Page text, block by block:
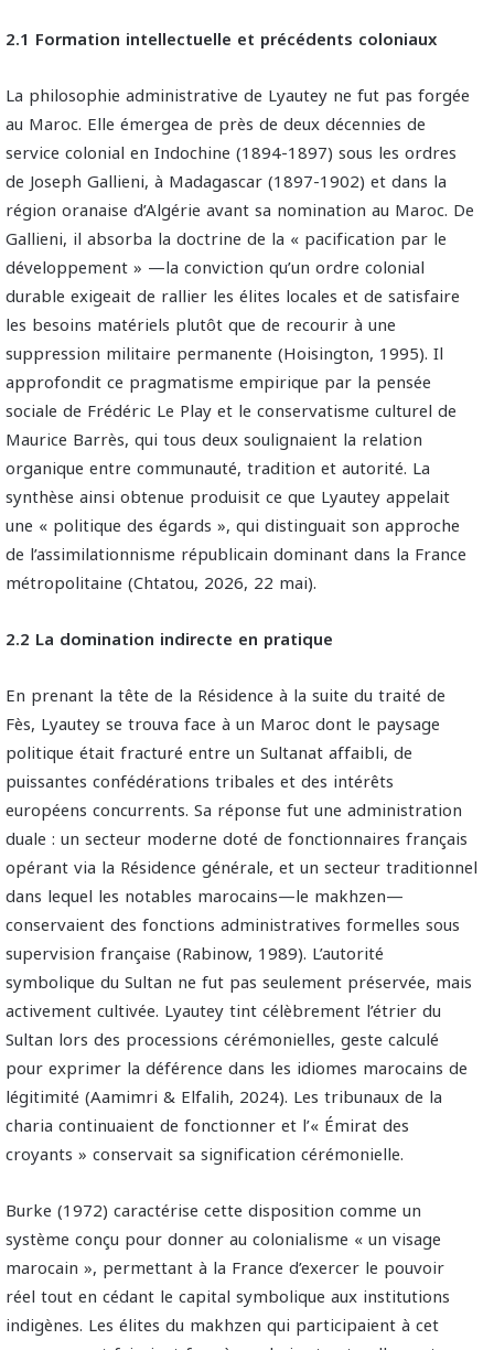
2.1 Formation intellectuelle et précédents coloniaux
La philosophie administrative de Lyautey ne fut pas forgée
au Maroc. Elle émergea de près de deux décennies de
service colonial en Indochine (1894-1897) sous les ordres
de Joseph Gallieni, à Madagascar (1897-1902) et dans la
région oranaise d’Algérie avant sa nomination au Maroc. De
Gallieni, il absorba la doctrine de la « pacification par le
développement » —la conviction qu’un ordre colonial
durable exigeait de rallier les élites locales et de satisfaire
les besoins matériels plutôt que de recourir à une
suppression militaire permanente (Hoisington, 1995). Il
approfondit ce pragmatisme empirique par la pensée
sociale de Frédéric Le Play et le conservatisme culturel de
Maurice Barrès, qui tous deux soulignaient la relation
organique entre communauté, tradition et autorité. La
synthèse ainsi obtenue produisit ce que Lyautey appelait
une « politique des égards », qui distinguait son approche
de l’assimilationnisme républicain dominant dans la France
métropolitaine (Chtatou, 2026, 22 mai).
2.2 La domination indirecte en pratique
En prenant la tête de la Résidence à la suite du traité de
Fès, Lyautey se trouva face à un Maroc dont le paysage
politique était fracturé entre un Sultanat affaibli, de
puissantes confédérations tribales et des intérêts
européens concurrents. Sa réponse fut une administration
duale : un secteur moderne doté de fonctionnaires français
opérant via la Résidence générale, et un secteur traditionnel
dans lequel les notables marocains—le makhzen—
conservaient des fonctions administratives formelles sous
supervision française (Rabinow, 1989). L’autorité
symbolique du Sultan ne fut pas seulement préservée, mais
activement cultivée. Lyautey tint célèbrement l’étrier du
Sultan lors des processions cérémonielles, geste calculé
pour exprimer la déférence dans les idiomes marocains de
légitimité (Aamimri & Elfalih, 2024). Les tribunaux de la
charia continuaient de fonctionner et l’« Émirat des
croyants » conservait sa signification cérémonielle.
Burke (1972) caractérise cette disposition comme un
système conçu pour donner au colonialisme « un visage
marocain », permettant à la France d’exercer le pouvoir
réel tout en cédant le capital symbolique aux institutions
indigènes. Les élites du makhzen qui participaient à cet